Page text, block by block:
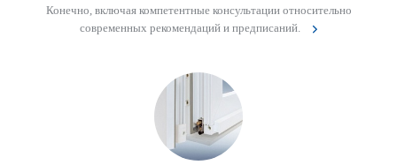
Конечно, включая компетентные консультации относительно
современных рекомендаций и предписаний.